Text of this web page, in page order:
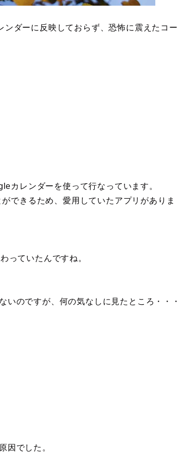
ダーに反映しておらず、恐怖に震えたコー
カレンダーを使って行なっています。
できるため、愛用していたアプリがありま
っていたんですね。
いのですが、何の気なしに見たところ・・・
因でした。